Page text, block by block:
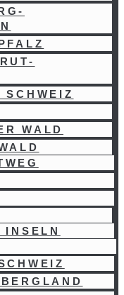
SCHWEIZ
WALD
INSELN